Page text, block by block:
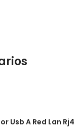
Usb A Red Lan